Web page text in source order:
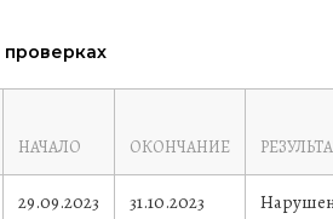
НАЧАЛО ОКОНЧАНИЕ
29.09.2023 31.10.2023